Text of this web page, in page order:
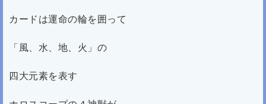
カードは運命の輪を囲って
「風、水、地、火」の
四大元素を表す